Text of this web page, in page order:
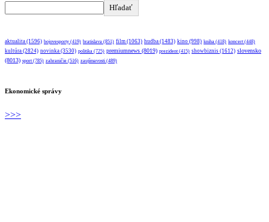
Hľadať
aktualita (1596) bojovesporty (419) bratislava (851) film (1063) hudba (1483) kino (998) kniha (418) koncert (448)
kultúra (2824) novinka (3530) politika (725) premiumnews (8019) prezident (415) showbiznis (1612) slovensko
(8013) sport (785) zahraničie (516) zaujímavosti (489)
Ekonomické správy
>>>